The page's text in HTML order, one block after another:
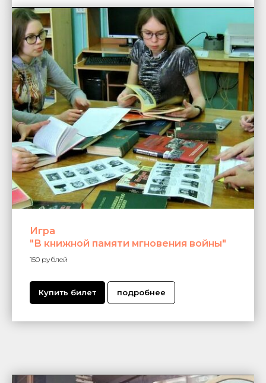
Игра
"В книжной памяти мгновения войны"
150 рублей
Купить билет подробнее